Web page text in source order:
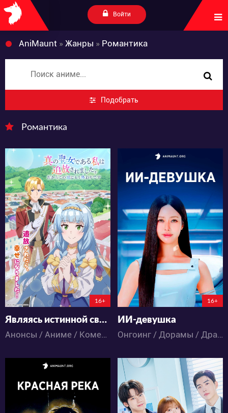
Войти
AniMaunt » Жанры » Романтика
Подобрать
Романтика
94
0 0
148:21:36:31
16+
Являясь истинной святой девой, я была изгнана, поэтому этой стране уже конец
Анонсы / Аниме / Комедия / Романтика / Фэнтези
2845
20 15
6:9:8:31
16+
ИИ-девушка
Онгоинг / Дорамы / Драма / Комедия / Романтика